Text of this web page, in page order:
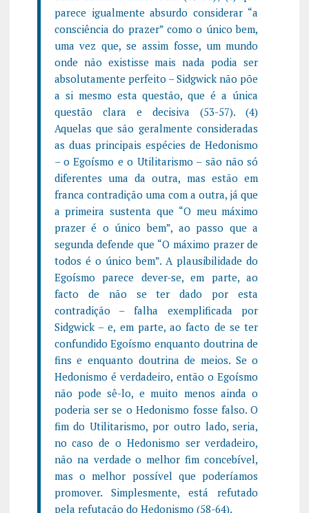
parece igualmente absurdo considerar “a
consciência do prazer” como o único bem,
uma vez que, se assim fosse, um mundo
onde não existisse mais nada podia ser
absolutamente perfeito – Sidgwick não põe
a si mesmo esta questão, que é a única
questão clara e decisiva (53-57). (4)
Aquelas que são geralmente consideradas
as duas principais espécies de Hedonismo
– o Egoísmo e o Utilitarismo – são não só
diferentes uma da outra, mas estão em
franca contradição uma com a outra, já que
a primeira sustenta que “O meu máximo
prazer é o único bem”, ao passo que a
segunda defende que “O máximo prazer de
todos é o único bem”. A plausibilidade do
Egoísmo parece dever-se, em parte, ao
facto de não se ter dado por esta
contradição – falha exemplificada por
Sidgwick – e, em parte, ao facto de se ter
confundido Egoísmo enquanto doutrina de
fins e enquanto doutrina de meios. Se o
Hedonismo é verdadeiro, então o Egoísmo
não pode sê-lo, e muito menos ainda o
poderia ser se o Hedonismo fosse falso. O
fim do Utilitarismo, por outro lado, seria,
no caso de o Hedonismo ser verdadeiro,
não na verdade o melhor fim concebível,
mas o melhor possível que poderíamos
promover. Simplesmente, está refutado
pela refutação do Hedonismo (58-64).